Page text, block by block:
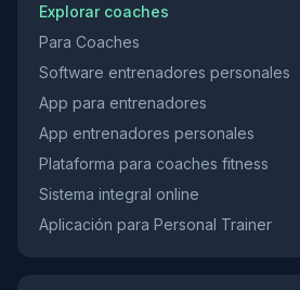
Explorar coaches
Para Coaches
Software entrenadores personales
App para entrenadores
App entrenadores personales
Plataforma para coaches fitness
Sistema integral online
Aplicación para Personal Trainer